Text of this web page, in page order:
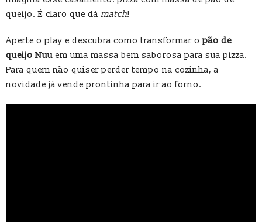
queijo. É claro que dá match!
Aperte o play e descubra como transformar o pão de
queijo Nuu em uma massa bem saborosa para sua pizza.
Para quem não quiser perder tempo na cozinha, a
novidade já vende prontinha para ir ao forno.